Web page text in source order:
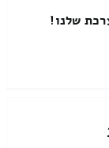
שלנו!